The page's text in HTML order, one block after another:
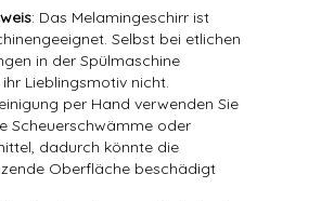
: Das Melamingeschirr ist
Selbst bei etlichen
in der Spülmaschine
Lieblingsmotiv nicht.
per Hand verwenden Sie
Scheuerschwämme oder
dadurch könnte die
Oberfläche beschädigt